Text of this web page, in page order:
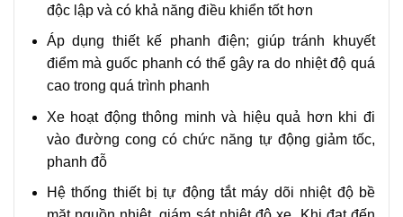
độc lập và có khả năng điều khiển tốt hơn
Áp dụng thiết kế phanh điện; giúp tránh khuyết
điểm mà guốc phanh có thể gây ra do nhiệt độ quá
cao trong quá trình phanh
Xe hoạt động thông minh và hiệu quả hơn khi đi
vào đường cong có chức năng tự động giảm tốc,
phanh đỗ
Hệ thống thiết bị tự động tắt máy dõi nhiệt độ bề